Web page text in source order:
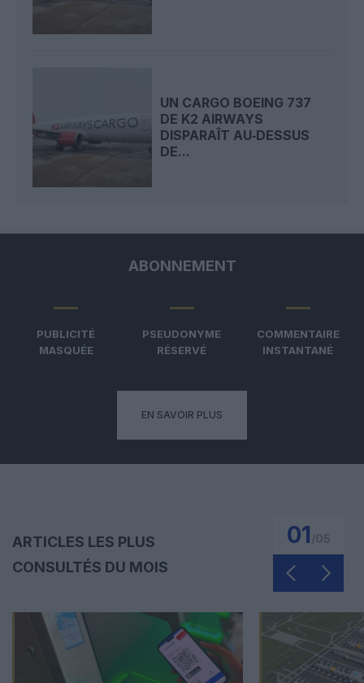
UN CARGO BOEING 737
DE K2 AIRWAYS
DISPARAÎT AU‑DESSUS
DE...
ABONNEMENT
PUBLICITÉ
MASQUÉE
PSEUDONYME
RÉSERVÉ
COMMENTAIRE
INSTANTANÉ
EN SAVOIR PLUS
ARTICLES LES PLUS
CONSULTÉS DU MOIS
01